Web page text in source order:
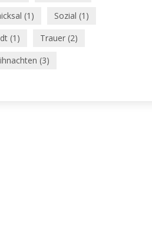
(1)
Sozial (1)
(1)
Trauer (2)
(3)